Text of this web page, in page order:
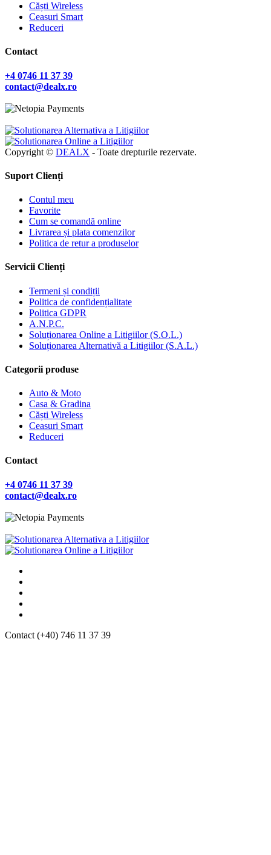
Căști Wireless
Ceasuri Smart
Reduceri
Contact
+4 0746 11 37 39
contact@dealx.ro
Copyright © DEALX - Toate drepturile rezervate.
Suport Clienți
Contul meu
Favorite
Cum se comandă online
Livrarea și plata comenzilor
Politica de retur a produselor
Servicii Clienți
Termeni și condiții
Politica de confidențialitate
Politica GDPR
A.N.P.C.
Soluționarea Online a Litigiilor (S.O.L.)
Soluționarea Alternativă a Litigiilor (S.A.L.)
Categorii produse
Auto & Moto
Casa & Gradina
Căști Wireless
Ceasuri Smart
Reduceri
Contact
+4 0746 11 37 39
contact@dealx.ro
Contact (+40) 746 11 37 39